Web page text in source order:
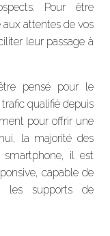
Pour être
attentes de vos
leur passage à
pensé pour le
qualifié depuis
pour offrir une
la majorité des
smartphone, il est
capable de
les supports de